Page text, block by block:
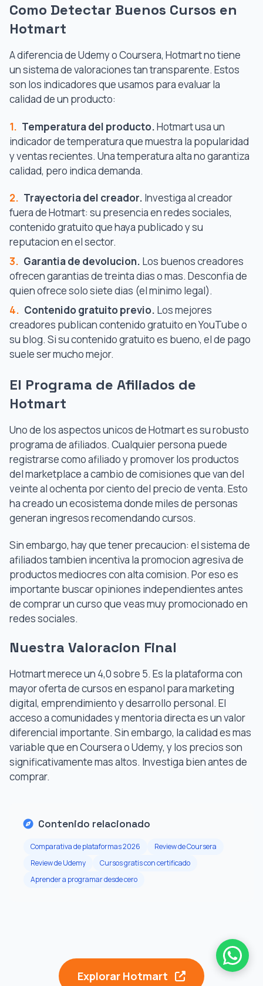
Como Detectar Buenos Cursos en
Hotmart
A diferencia de Udemy o Coursera, Hotmart no tiene
un sistema de valoraciones tan transparente. Estos
son los indicadores que usamos para evaluar la
calidad de un producto:
1. Temperatura del producto.Hotmart usa un
indicador de temperatura que muestra la popularidad
y ventas recientes. Una temperatura alta no garantiza
calidad, pero indica demanda.
2. Trayectoria del creador. Investiga al creador
fuera de Hotmart: su presencia en redes sociales,
contenido gratuito que haya publicado y su
reputacion en el sector.
3. Garantia de devolucion. Los buenos creadores
ofrecen garantias de treinta dias o mas. Desconfia de
quien ofrece solo siete dias (el minimo legal).
4. Contenido gratuito previo. Los mejores
creadores publican contenido gratuito en YouTube o
su blog. Si su contenido gratuito es bueno, el de pago
suele ser mucho mejor.
El Programa de Afiliados de
Hotmart
Uno de los aspectos unicos de Hotmart es su robusto
programa de afiliados. Cualquier persona puede
registrarse como afiliado y promover los productos
del marketplace a cambio de comisiones que van del
veinte al ochenta por ciento del precio de venta. Esto
ha creado un ecosistema donde miles de personas
generan ingresos recomendando cursos.
Sin embargo, hay que tener precaucion: el sistema de
afiliados tambien incentiva la promocion agresiva de
productos mediocres con alta comision. Por eso es
importante buscar opiniones independientes antes
de comprar un curso que veas muy promocionado en
redes sociales.
Nuestra Valoracion Final
Hotmart merece un 4,0 sobre 5. Es la plataforma con
mayor oferta de cursos en espanol para marketing
digital, emprendimiento y desarrollo personal. El
acceso a comunidades y mentoria directa es un valor
diferencial importante. Sin embargo, la calidad es mas
variable que en Coursera o Udemy, y los precios son
significativamente mas altos. Investiga bien antes de
comprar.
Contenido relacionado
Comparativa de plataformas 2026
Review de Coursera
Review de Udemy
Cursos gratis con certificado
Aprender a programar desde cero
Explorar Hotmart